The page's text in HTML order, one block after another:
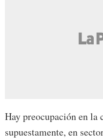
Hay preocupación en la
supuestamente, en